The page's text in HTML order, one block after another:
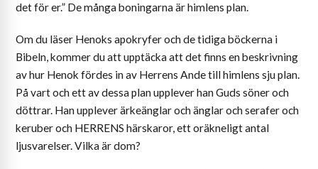
det för er.” De många boningarna är himlens plan.
Om du läser Henoks apokryfer och de tidiga böckerna i
Bibeln, kommer du att upptäcka att det finns en beskrivning
av hur Henok fördes in av Herrens Ande till himlens sju plan.
På vart och ett av dessa plan upplever han Guds söner och
döttrar. Han upplever ärkeänglar och änglar och serafer och
keruber och HERRENS härskaror, ett oräkneligt antal
ljusvarelser. Vilka är dom?